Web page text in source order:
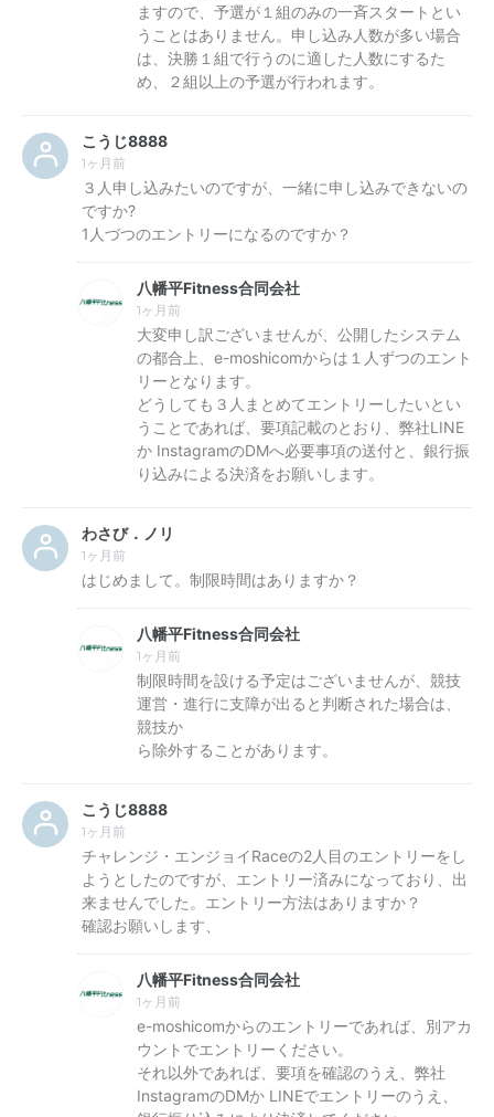
ますので、予選が１組のみの一斉スタートとい
うことはありません。申し込み人数が多い場合
は、決勝１組で行うのに適した人数にするた
め、２組以上の予選が行われます。
こうじ8888
1ヶ月前
３人申し込みたいのですが、一緒に申し込みできないの
ですか?
1人づつのエントリーになるのですか？
八幡平Fitness合同会社
1ヶ月前
大変申し訳ございませんが、公開したシステム
の都合上、e-moshicomからは１人ずつのエント
リーとなります。
どうしても３人まとめてエントリーしたいとい
うことであれば、要項記載のとおり、弊社LINE
か InstagramのDMへ必要事項の送付と、銀行振
り込みによる決済をお願いします。
わさび．ノリ
1ヶ月前
はじめまして。制限時間はありますか？
八幡平Fitness合同会社
1ヶ月前
制限時間を設ける予定はございませんが、競技
運営・進行に支障が出ると判断された場合は、
競技か
ら除外することがあります。
こうじ8888
1ヶ月前
チャレンジ・エンジョイRaceの2人目のエントリーをし
ようとしたのですが、エントリー済みになっており、出
来ませんでした。エントリー方法はありますか？
確認お願いします、
八幡平Fitness合同会社
1ヶ月前
e-moshicomからのエントリーであれば、別アカ
ウントでエントリーください。
それ以外であれば、要項を確認のうえ、弊社
InstagramのDMか LINEでエントリーのうえ、